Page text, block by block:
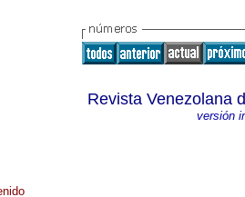
Revista Venezolana
versión